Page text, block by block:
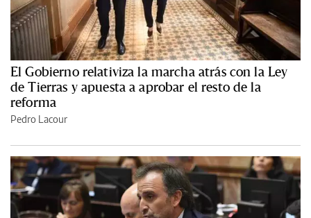
El Gobierno relativiza la marcha atrás con la Ley
de Tierras y apuesta a aprobar el resto de la
reforma
Pedro Lacour